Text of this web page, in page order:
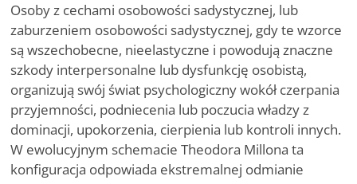
Osoby z cechami osobowości sadystycznej, lub
zaburzeniem osobowości sadystycznej, gdy te wzorce
są wszechobecne, nieelastyczne i powodują znaczne
szkody interpersonalne lub dysfunkcję osobistą,
organizują swój świat psychologiczny wokół czerpania
przyjemności, podniecenia lub poczucia władzy z
dominacji, upokorzenia, cierpienia lub kontroli innych.
W ewolucyjnym schemacie Theodora Millona ta
konfiguracja odpowiada ekstremalnej odmianie